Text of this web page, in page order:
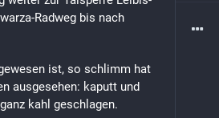
Radweg bis nach
ist, so schlimm hat
ausgesehen: kaputt und
kahl geschlagen.